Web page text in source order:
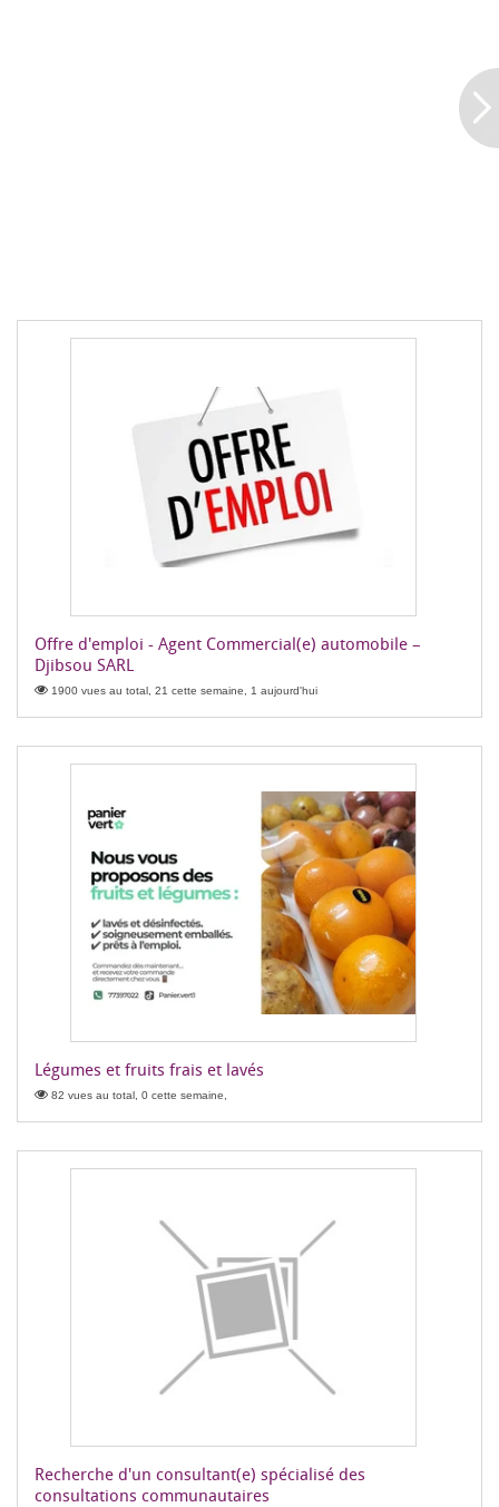
Offre d'emploi - Agent Commercial(e) automobile –
Djibsou SARL
1900 vues au total, 21 cette semaine, 1 aujourd'hui
Légumes et fruits frais et lavés
82 vues au total, 0 cette semaine,
Recherche d'un consultant(e) spécialisé des
consultations communautaires